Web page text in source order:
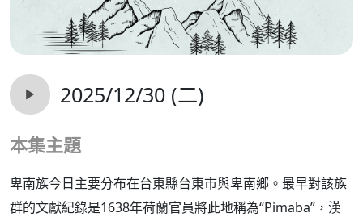
2025/12/30 (二)
本集主題
卑南族今日主要分布在台東縣台東市與卑南鄉。最早對該族
群的文獻紀錄是1638年荷蘭官員將此地稱為“Pimaba”，漢